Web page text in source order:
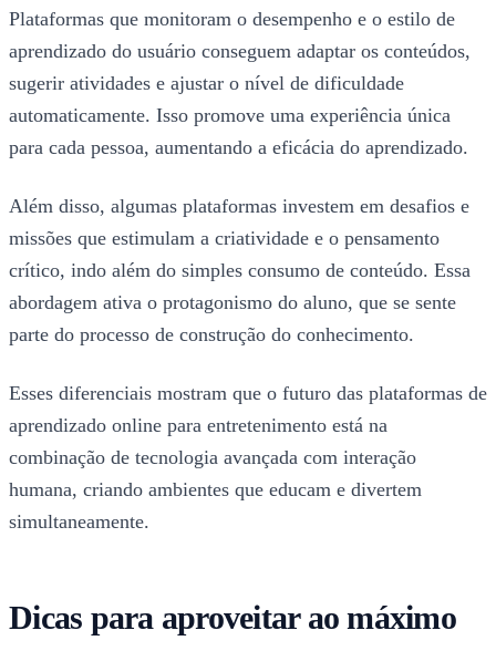
Plataformas que monitoram o desempenho e o estilo de
aprendizado do usuário conseguem adaptar os conteúdos,
sugerir atividades e ajustar o nível de dificuldade
automaticamente. Isso promove uma experiência única
para cada pessoa, aumentando a eficácia do aprendizado.
Além disso, algumas plataformas investem em desafios e
missões que estimulam a criatividade e o pensamento
crítico, indo além do simples consumo de conteúdo. Essa
abordagem ativa o protagonismo do aluno, que se sente
parte do processo de construção do conhecimento.
Esses diferenciais mostram que o futuro das plataformas de
aprendizado online para entretenimento está na
combinação de tecnologia avançada com interação
humana, criando ambientes que educam e divertem
simultaneamente.
Dicas para aproveitar ao máximo